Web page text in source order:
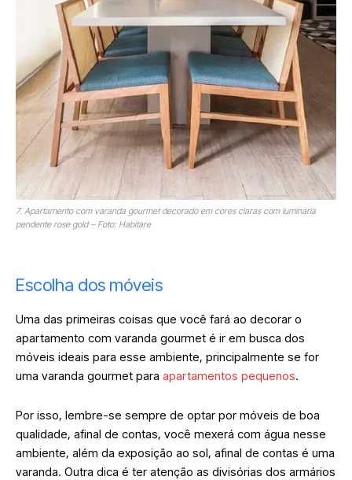
7. Apartamento com varanda gourmet decorado em cores claras com luminária
pendente rose gold – Foto: Habitare
Escolha dos móveis
Uma das primeiras coisas que você fará ao decorar o
apartamento com varanda gourmet é ir em busca dos
móveis ideais para esse ambiente, principalmente se for
uma varanda gourmet para apartamentos pequenos.
Por isso, lembre-se sempre de optar por móveis de boa
qualidade, afinal de contas, você mexerá com água nesse
ambiente, além da exposição ao sol, afinal de contas é uma
varanda. Outra dica é ter atenção as divisórias dos armários